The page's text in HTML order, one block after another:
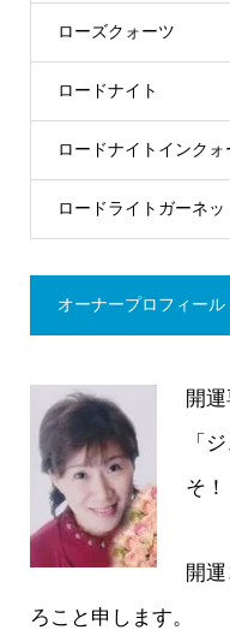
ローズクォーツ
ロードナイト
ロードナイトインクォ
ロードライトガーネッ
オーナープロフィール
開
「
そ！
開
ろこと申します。